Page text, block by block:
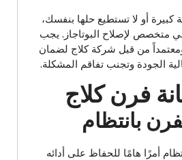
أو لا تستطيع حلها بنفسك،
متخصص لإصلاح البوتاجاز. يجب
من قبل شركة كلاج لضمان
الجودة وتجنب تفاقم المشكلة.
فرن كلاج
أمرًا هامًا للحفاظ على أدائه